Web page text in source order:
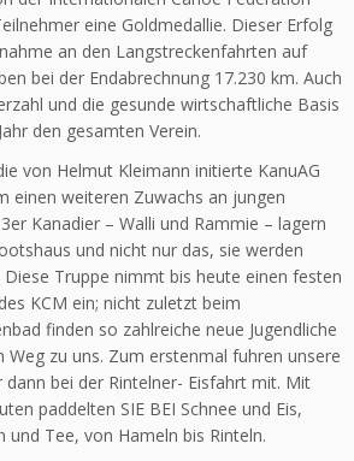
eine Goldmedallie. Dieser Erfolg
an den Langstreckenfahrten auf
bei der Endabrechnung 17.230 km. Auch
und die gesunde wirtschaftliche Basis
den gesamten Verein.
von Helmut Kleimann initierte KanuAG
einen weiteren Zuwachs an jungen
Kanadier – Walli und Rammie – lagern
und nicht nur das, sie werden
Truppe nimmt bis heute einen festen
KCM ein; nicht zuletzt beim
finden so zahlreiche neue Jugendliche
Weg zu uns. Zum erstenmal fuhren unsere
bei der Rintelner- Eisfahrt mit. Mit
paddelten SIE BEI Schnee und Eis,
und Tee, von Hameln bis Rinteln.